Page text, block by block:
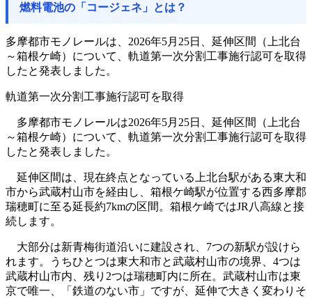
燃料電池の「コージェネ」とは？
多摩都市モノレールは、2026年5月25日、延伸区間（上北台
～箱根ケ崎）について、軌道第一次分割工事施行認可を取得
したと発表しました。
軌道第一次分割工事施行認可を取得
多摩都市モノレールは2026年5月25日、延伸区間（上北台
～箱根ケ崎）について、軌道第一次分割工事施行認可を取得
したと発表しました。
延伸区間は、現在終点となっている上北台駅がある東大和
市から武蔵村山市を経由し、箱根ケ崎駅が位置する西多摩郡
瑞穂町に至る延長約7kmの区間。箱根ケ崎ではJR八高線と接
続します。
大部分は新青梅街道沿いに建設され、7つの新駅が設けら
れます。うちひとつは東大和市と武蔵村山市の境界、4つは
武蔵村山市内、残り2つは瑞穂町内に所在。武蔵村山市は東
京で唯一、「鉄道のない市」ですが、延伸で大きく変わりそ